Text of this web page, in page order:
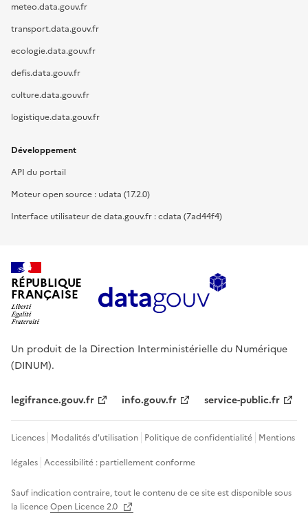
meteo.data.gouv.fr
transport.data.gouv.fr
ecologie.data.gouv.fr
defis.data.gouv.fr
culture.data.gouv.fr
logistique.data.gouv.fr
Développement
API du portail
Moteur open source : udata (17.2.0)
Interface utilisateur de data.gouv.fr : cdata (7ad44f4)
RÉPUBLIQUE
FRANÇAISE
Un produit de la Direction Interministérielle du Numérique
(DINUM).
legifrance.gouv.fr info.gouv.fr service-public.fr
Licences Modalités d'utilisation Politique de confidentialité Mentions
légales Accessibilité : partiellement conforme
Sauf indication contraire, tout le contenu de ce site est disponible sous
la licenceOpen Licence 2.0